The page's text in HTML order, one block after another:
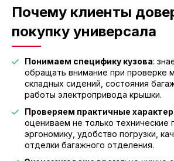
Почему клиенты
покупку универсала
Понимаем специфику кузова:
обращать внимание при проверке
складных сидений, состояния
работы электропривода крышки.
Проверяем практичные
оцениваем не только технические
эргономику, удобство погрузки,
отделки багажного отделения.